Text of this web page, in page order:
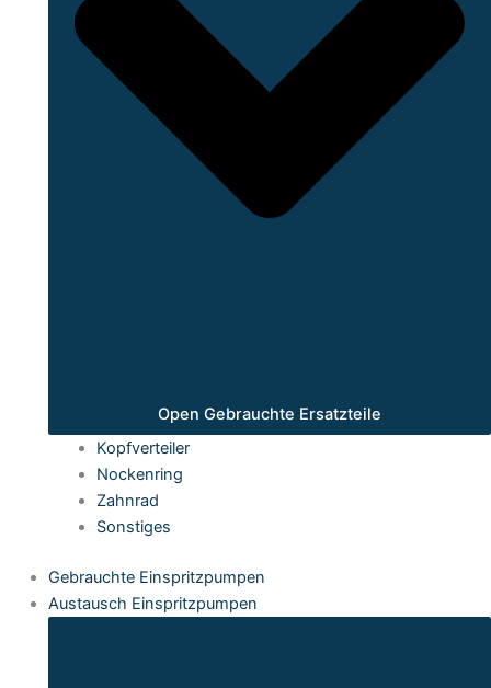
Open Gebrauchte Ersatzteile
Kopfverteiler
Nockenring
Zahnrad
Sonstiges
Gebrauchte Einspritzpumpen
Austausch Einspritzpumpen